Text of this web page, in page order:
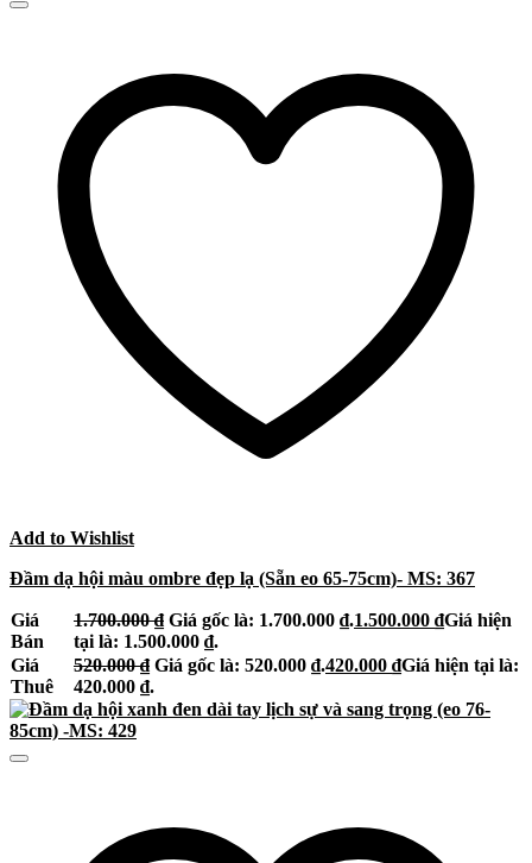
Add to Wishlist
Đầm dạ hội màu ombre đẹp lạ (Sẵn eo 65-75cm)- MS: 367
Giá
Bán
1.700.000₫ Giá gốc là: 1.700.000 ₫.1.500.000 ₫Giá hiện
tại là: 1.500.000 ₫.
Giá
Thuê
520.000₫ Giá gốc là: 520.000 ₫.420.000 ₫Giá hiện tại là:
420.000 ₫.